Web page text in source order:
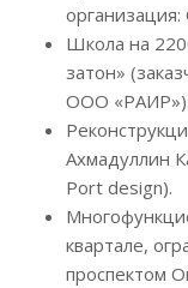
Школа на
затон»
ООО «РАИР»).
Ахмадуллин
Port design).
квартале,
проспектом